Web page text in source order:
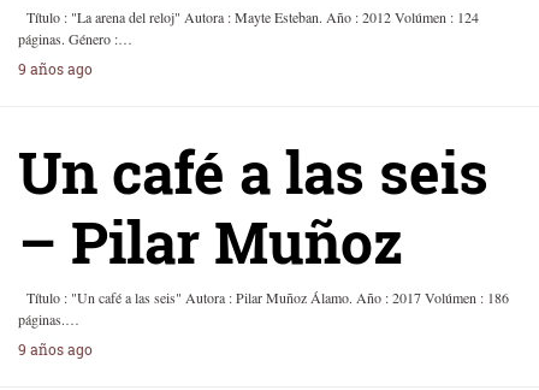
Título : "La arena del reloj" Autora : Mayte Esteban. Año : 2012 Volúmen : 124
páginas. Género :…
9 años ago
Un café a las seis
– Pilar Muñoz
Título : "Un café a las seis" Autora : Pilar Muñoz Álamo. Año : 2017 Volúmen : 186
páginas.…
9 años ago